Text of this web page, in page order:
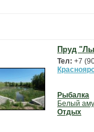
Пруд
Тел: +7
Рыбалка
Белый
Отдых